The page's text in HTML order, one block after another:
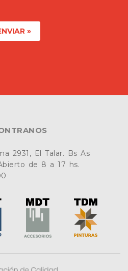
»
2931, El Talar. Bs As
de 8 a 17 hs.